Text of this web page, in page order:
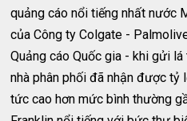
quảng cáo nổi tiếng nhất nước
của Công ty Colgate -
Quảng cáo Quốc gia - khi gửi
nhà phân phối đã nhận được tỷ
tức cao hơn mức bình thường